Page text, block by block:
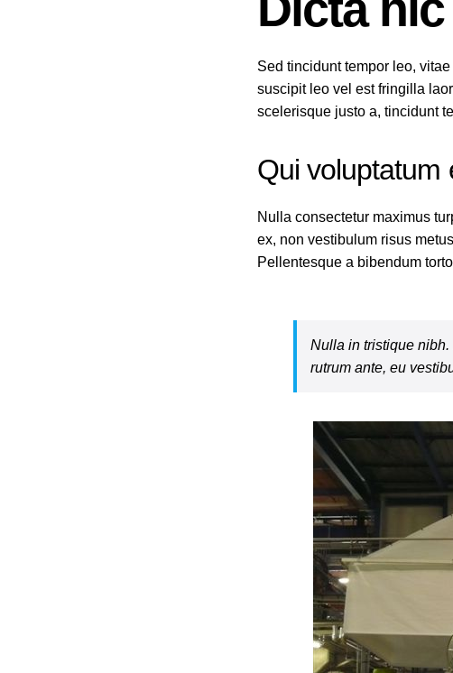
Sed tincidunt tempor leo,
suscipit leo vel est fringilla
scelerisque justo a, tincidunt
Qui voluptatum
Nulla consectetur maximus
ex, non vestibulum risus
Pellentesque a bibendum
Nulla in tristique
rutrum ante, eu